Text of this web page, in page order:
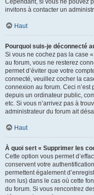
Cependant, si vous ne pouvez
invitons à contacter un
Haut
Pourquoi suis-je déconnecté
Si vous ne cochez pas la case
au forum, vous ne resterez
permet d’éviter que votre
connecté, veuillez cocher la
connexion au forum. Ceci
depuis un ordinateur public,
etc. Si vous n’arrivez pas à
administrateur du forum ait
Haut
À quoi sert « Supprimer les
Cette option vous permet
conservent votre
permettent également
non lus) dans le cas où cette
du forum. Si vous rencontrez